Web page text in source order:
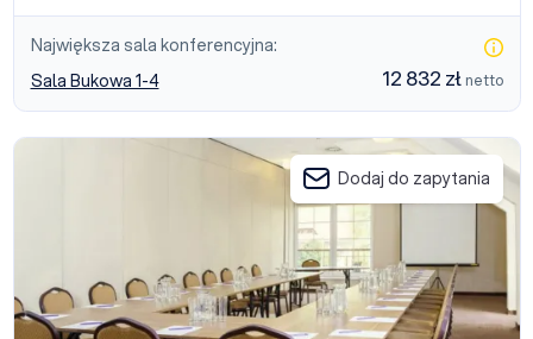
Największa sala konferencyjna:
Sala Bukowa 1-4
12 832 zł netto
Dodaj do zapytania